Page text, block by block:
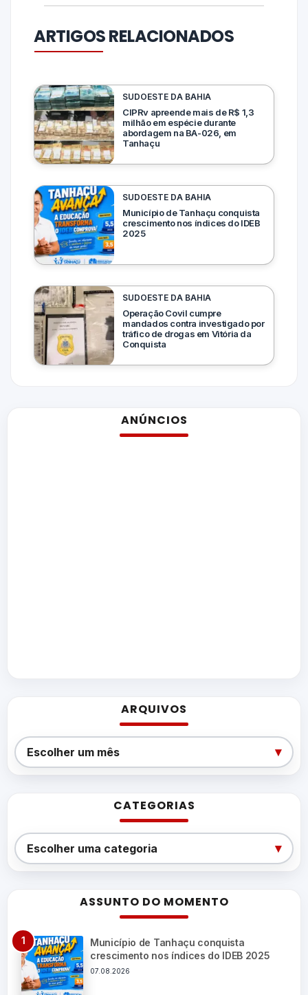
ARTIGOS RELACIONADOS
SUDOESTE DA BAHIA
CIPRv apreende mais de R$ 1,3
milhão em espécie durante
abordagem na BA-026, em
Tanhaçu
SUDOESTE DA BAHIA
Município de Tanhaçu conquista
crescimento nos índices do IDEB
2025
SUDOESTE DA BAHIA
Operação Covil cumpre
mandados contra investigado por
tráfico de drogas em Vitória da
Conquista
ANÚNCIOS
ARQUIVOS
Arquivos
Escolher um mês ▾
CATEGORIAS
Categorias
Escolher uma categoria ▾
ASSUNTO DO MOMENTO
Município de Tanhaçu conquista
crescimento nos índices do IDEB 2025
07.08.2026